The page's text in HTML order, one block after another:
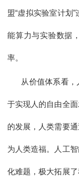
盟“虚拟实验室计划
能算力与实验数据
率。
从价值体系看，
于实现人的自由全
的发展，人类需要
为人类造福。人工
化难题，极大拓展